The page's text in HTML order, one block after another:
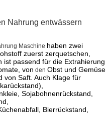
Nahrung entwässern
Maschine haben zwei
zuerst zerquetschen,
ist passend für die Extrahierung
von den Obst und Gemüse
von Saft. Auch Klage für
Sojabohnenrückstand,
Bierrückstand,